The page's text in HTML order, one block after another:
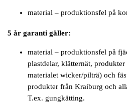
material – produktionsfel på
5 år garanti gäller:
material – produktionsfel på
plastdelar, klätternät,
materialet wicker/pilträ) och
produkter från Kraiburg och
T.ex. gungkätting.